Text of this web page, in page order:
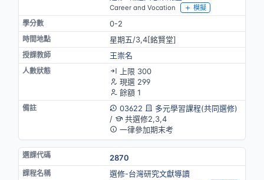
Career and Vocation 模擬
0-2
星期五/3,4[銘賢堂]
王崇名
上限 300
現選 299
餘額 1
03622
多元學習課程(共同選修)
/
共選修2,3,4
一律參加期末考
2870
選修-台灣研究文獻導讀